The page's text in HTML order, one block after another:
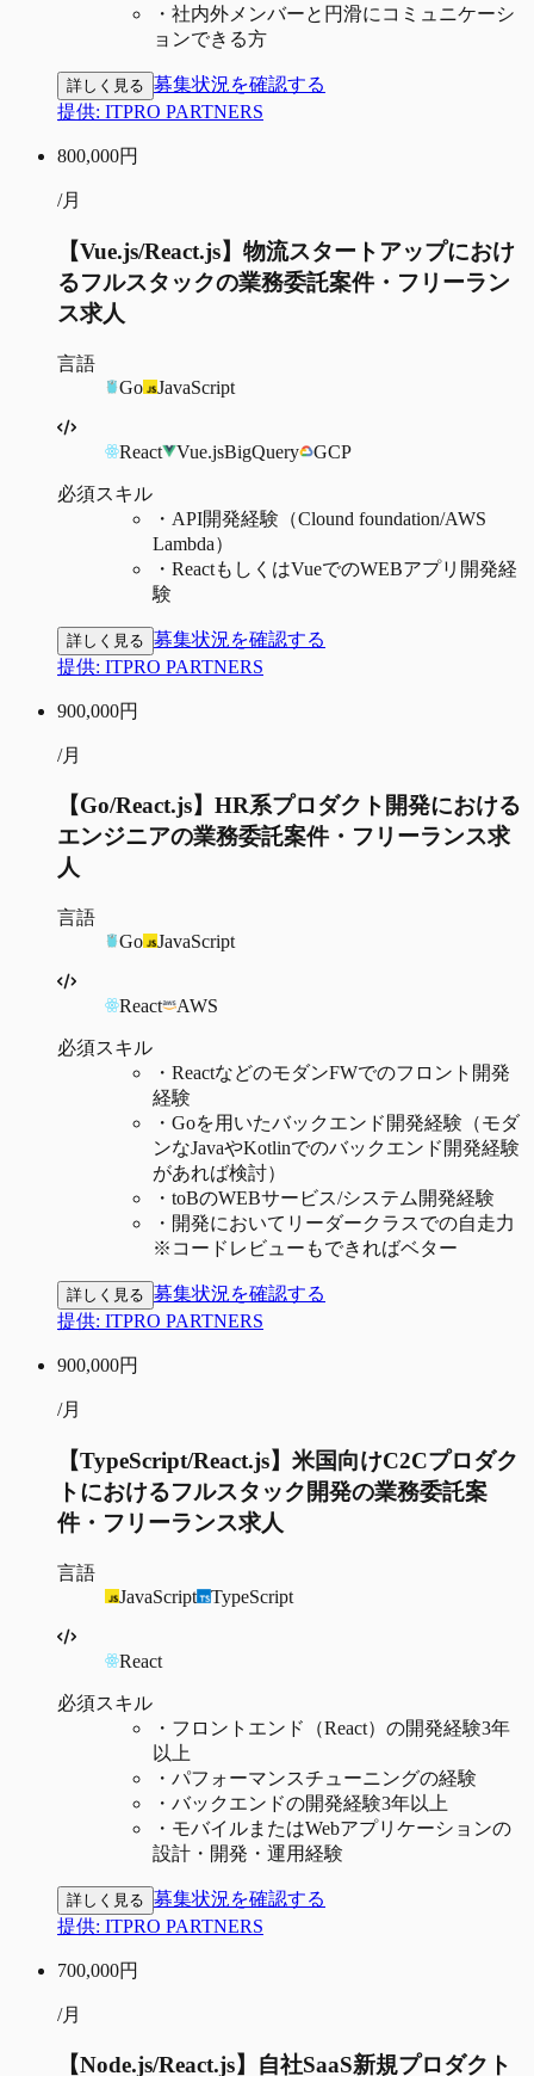
・ 社内外メンバーと円滑にコミュニケーシ
ョンできる方
詳しく見る 募集状況を確認する
提供: ITPRO PARTNERS
800,000円
/月
【Vue.js/React.js】物流スタートアップにおけ
るフルスタックの業務委託案件・フリーラン
ス求人
言語
Go
JavaScript
React Vue.jsBigQuery GCP
必須スキル
・ API開発経験（Clound foundation/AWS
Lambda）
・ ReactもしくはVueでのWEBアプリ開発経
験
詳しく見る 募集状況を確認する
提供: ITPRO PARTNERS
900,000円
/月
【Go/React.js】HR系プロダクト開発における
エンジニアの業務委託案件・フリーランス求
人
言語
Go
JavaScript
React AWS
必須スキル
・ ReactなどのモダンFWでのフロント開発
経験
・ Goを用いたバックエンド開発経験（モダ
ンなJavaやKotlinでのバックエンド開発経験
があれば検討）
・ toBのWEBサービス/システム開発経験
・ 開発においてリーダークラスでの自走力
※コードレビューもできればベター
詳しく見る 募集状況を確認する
提供: ITPRO PARTNERS
900,000円
/月
【TypeScript/React.js】米国向けC2Cプロダク
トにおけるフルスタック開発の業務委託案
件・フリーランス求人
言語
JavaScript
TypeScript
React
必須スキル
・ フロントエンド（React）の開発経験3年
以上
・ パフォーマンスチューニングの経験
・ バックエンドの開発経験3年以上
・ モバイルまたはWebアプリケーションの
設計・開発・運用経験
詳しく見る 募集状況を確認する
提供: ITPRO PARTNERS
700,000円
/月
【Node.js/React.js】自社SaaS新規プロダクト